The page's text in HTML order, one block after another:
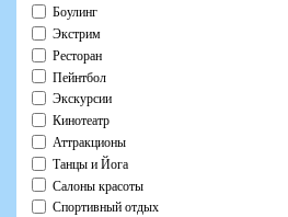
Боулинг
Экстрим
Ресторан
Пейнтбол
Экскурсии
Кинотеатр
Аттракционы
Танцы и Йога
Салоны красоты
Спортивный отдых